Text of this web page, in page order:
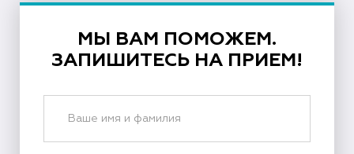
МЫ ВАМ ПОМОЖЕМ.
ЗАПИШИТЕСЬ НА ПРИЕМ!